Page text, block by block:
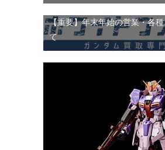
【重要】年末年始の営業・各
て